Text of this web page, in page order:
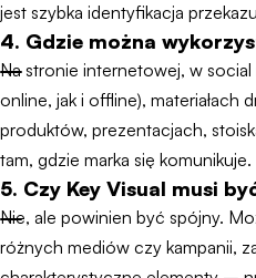
jest szybka identyfikacja
4. Gdzie można
Na stronie internetowej, w
online, jak i offline), materiałach
produktów, prezentacjach,
tam, gdzie marka się komunikuje.
5. Czy Key Visual musi
Nie, ale powinien być spójny.
różnych mediów czy kampanii,